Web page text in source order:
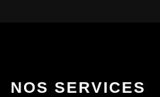
NOS SERVICES